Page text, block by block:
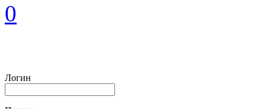
0
Логин